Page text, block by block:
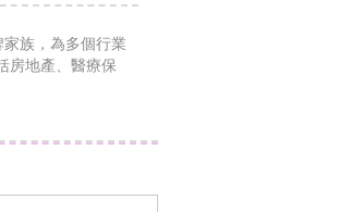
族，為多個行業
房地產、醫療保